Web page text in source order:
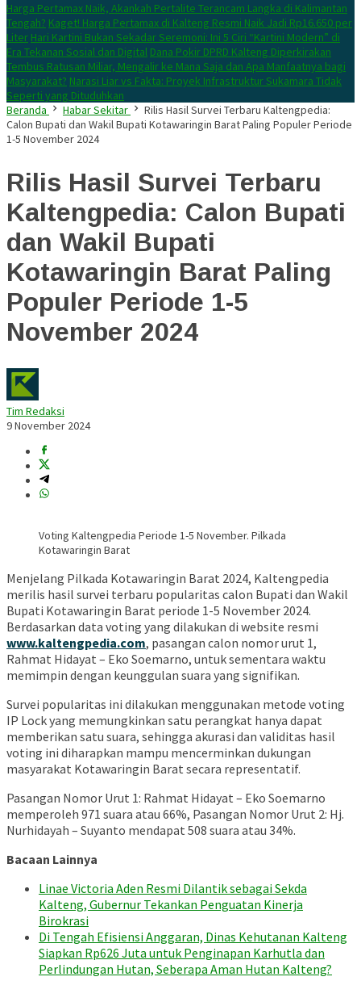
Harga Pertamax Naik, Akankah Pertalite Terancam Langka di Kalimantan
Tengah? Kaget! Harga Pertamax di Kalteng Resmi Naik Jadi Rp16.650 per
Liter Hari Kartini Bukan Sekadar Seremoni: Ini 5 Ciri “Kartini Modern” di
Era Tekanan Sosial dan Digital Dana Pokir DPRD Kalteng Diperkirakan
Tembus Ratusan Miliar, Mengalir ke Mana Saja dan Apa Manfaatnya bagi
Masyarakat? Narasi Liar vs Fakta: Proyek Infrastruktur Sukamara Tidak
Seperti yang Dituduhkan
Beranda
Habar Sekitar
Rilis Hasil Survei Terbaru Kaltengpedia:
Calon Bupati dan Wakil Bupati Kotawaringin Barat Paling Populer Periode
1-5 November 2024
Rilis Hasil Survei Terbaru
Kaltengpedia: Calon Bupati
dan Wakil Bupati
Kotawaringin Barat Paling
Populer Periode 1-5
November 2024
Tim Redaksi
9 November 2024
Voting Kaltengpedia Periode 1-5 November. Pilkada
Kotawaringin Barat
Menjelang Pilkada Kotawaringin Barat 2024, Kaltengpedia
merilis hasil survei terbaru popularitas calon Bupati dan Wakil
Bupati Kotawaringin Barat periode 1-5 November 2024.
Berdasarkan data voting yang dilakukan di website resmi
www.kaltengpedia.com, pasangan calon nomor urut 1,
Rahmat Hidayat – Eko Soemarno, untuk sementara waktu
memimpin dengan keunggulan suara yang signifikan.
Survei popularitas ini dilakukan menggunakan metode voting
IP Lock yang memungkinkan satu perangkat hanya dapat
memberikan satu suara, sehingga akurasi dan validitas hasil
voting ini diharapkan mampu mencerminkan dukungan
masyarakat Kotawaringin Barat secara representatif.
Pasangan Nomor Urut 1: Rahmat Hidayat – Eko Soemarno
memperoleh 971 suara atau 66%, Pasangan Nomor Urut 2: Hj.
Nurhidayah – Suyanto mendapat 508 suara atau 34%.
Bacaan Lainnya
Linae Victoria Aden Resmi Dilantik sebagai Sekda
Kalteng, Gubernur Tekankan Penguatan Kinerja
Birokrasi
Di Tengah Efisiensi Anggaran, Dinas Kehutanan Kalteng
Siapkan Rp626 Juta untuk Penginapan Karhutla dan
Perlindungan Hutan, Seberapa Aman Hutan Kalteng?